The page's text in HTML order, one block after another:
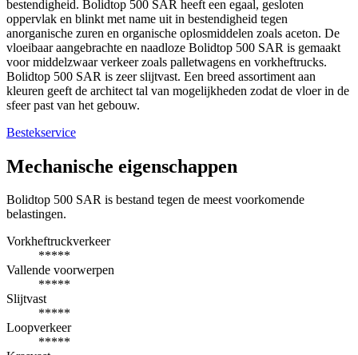
bestendigheid. Bolidtop 500 SAR heeft een egaal, gesloten
oppervlak en blinkt met name uit in bestendigheid tegen
anorganische zuren en organische oplosmiddelen zoals aceton. De
vloeibaar aangebrachte en naadloze Bolidtop 500 SAR is gemaakt
voor middelzwaar verkeer zoals palletwagens en vorkheftrucks.
Bolidtop 500 SAR is zeer slijtvast. Een breed assortiment aan
kleuren geeft de architect tal van mogelijkheden zodat de vloer in de
sfeer past van het gebouw.
Bestekservice
Mechanische eigenschappen
Bolidtop 500 SAR is bestand tegen de meest voorkomende
belastingen.
Vorkheftruckverkeer
*****
Vallende voorwerpen
*****
Slijtvast
*****
Loopverkeer
*****